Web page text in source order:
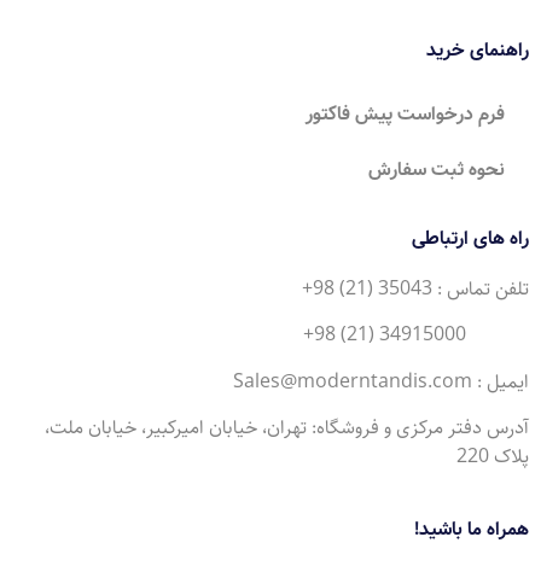
راهنمای خرید
فرم درخواست پیش فاکتور
نحوه ثبت سفارش
راه های ارتباطی
تلفن تماس : 35043 (21) 98+
ایمیل : Sales@moderntandis.com
آدرس دفتر مرکزی و فروشگاه: تهران، خیابان امیرکبیر، خیابان ملت،
پلاک 220
همراه ما باشید!